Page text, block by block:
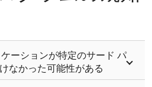
ーションが特定のサード パ
なかった可能性がある